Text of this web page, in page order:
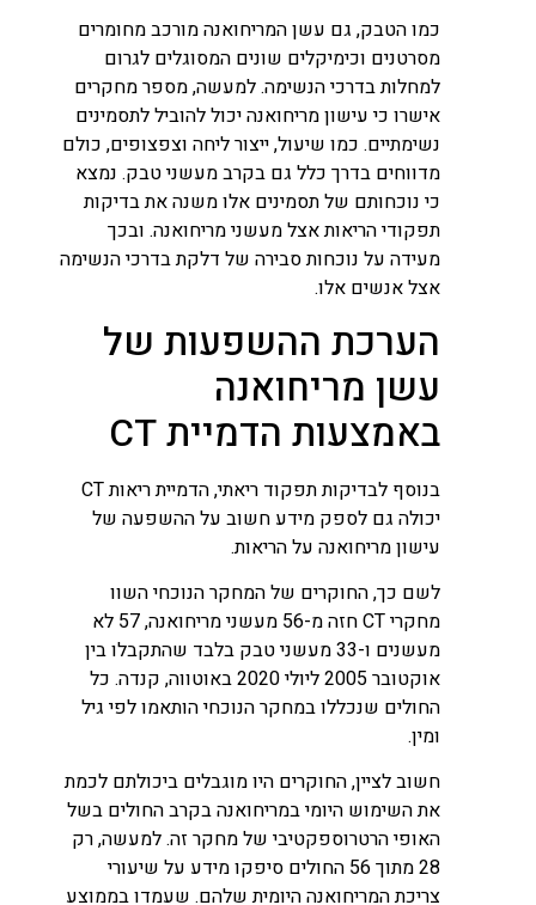
כמו הטבק, גם עשן המריחואנה מורכב מחומרים
מסרטנים וכימיקלים שונים המסוגלים לגרום
למחלות בדרכי הנשימה. למעשה, מספר מחקרים
אישרו כי עישון מריחואנה יכול להוביל לתסמינים
נשימתיים. כמו שיעול, ייצור ליחה וצפצופים, כולם
מדווחים בדרך כלל גם בקרב מעשני טבק. נמצא
כי נוכחותם של תסמינים אלו משנה את בדיקות
תפקודי הריאות אצל מעשני מריחואנה. ובכך
מעידה על נוכחות סבירה של דלקת בדרכי הנשימה
אצל אנשים אלו.
הערכת ההשפעות של
עשן מריחואנה
באמצעות הדמיית CT
בנוסף לבדיקות תפקוד ריאתי, הדמיית ריאות CT
יכולה גם לספק מידע חשוב על ההשפעה של
עישון מריחואנה על הריאות.
לשם כך, החוקרים של המחקר הנוכחי השוו
מחקרי CT חזה מ-56 מעשני מריחואנה, 57 לא
מעשנים ו-33 מעשני טבק בלבד שהתקבלו בין
אוקטובר 2005 ליולי 2020 באוטווה, קנדה. כל
החולים שנכללו במחקר הנוכחי הותאמו לפי גיל
ומין.
חשוב לציין, החוקרים היו מוגבלים ביכולתם לכמת
את השימוש היומי במריחואנה בקרב החולים בשל
האופי הרטרוספקטיבי של מחקר זה. למעשה, רק
28 מתוך 56 החולים סיפקו מידע על שיעורי
צריכת המריחואנה היומית שלהם. שעמדו בממוצע